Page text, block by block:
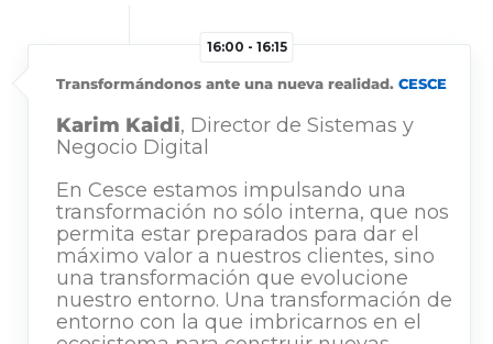
16:00 - 16:15
Transformándonos ante una nueva realidad. CESCE
Karim Kaidi, Director de Sistemas y
Negocio Digital
En Cesce estamos impulsando una
transformación no sólo interna, que nos
permita estar preparados para dar el
máximo valor a nuestros clientes, sino
una transformación que evolucione
nuestro entorno. Una transformación de
entorno con la que imbricarnos en el